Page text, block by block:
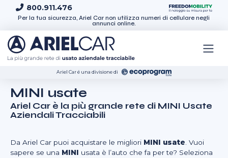
Skip to content
800.911.476
Per la tua sicurezza, Ariel Car non utilizza numeri di cellulare negli
annunci online.
Ariel Car é una divisione di
MINI usate
Ariel Car è la più grande rete di MINI Usate
Aziendali Tracciabili
Da Ariel Car puoi acquistare le migliori MINI usate. Vuoi
sapere se una MINI usata è l’auto che fa per te? Seleziona